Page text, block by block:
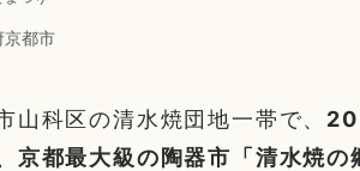
京都市
山科区の清水焼団地一帯で、
京都最大級の陶器市「清水焼の